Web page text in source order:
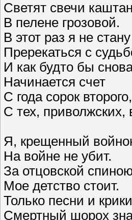
Светят свечи
В пелене грозовой.
В этот раз я не стану
Пререкаться с
И как будто бы
Начинается счет
С года сорок второго,
С тех, приволжских,
Я, крещенный
На войне не убит.
За отцовской
Мое детство стоит.
Только песни и
Смертный шорох